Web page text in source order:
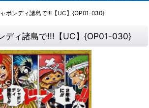
ボンディ諸島で!!!【UC】{OP01-030}
ディ諸島で!!!【UC】{OP01-030}